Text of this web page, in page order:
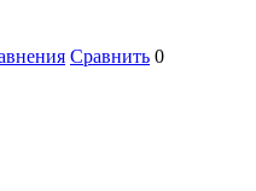
Сравнить 0